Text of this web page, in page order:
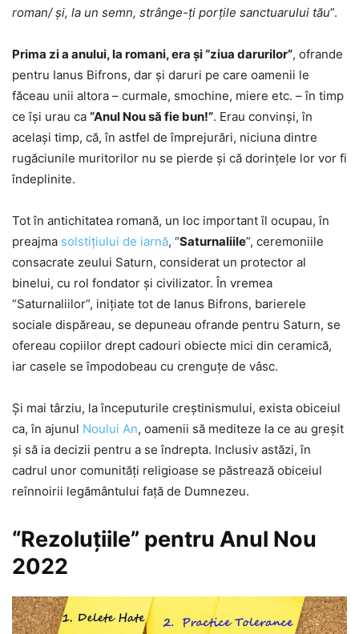
roman/ şi, la un semn, strânge-ţi porţile sanctuarului tău”.
Prima zi a anului, la romani, era şi “ziua darurilor”, ofrande
pentru Ianus Bifrons, dar şi daruri pe care oamenii le
făceau unii altora – curmale, smochine, miere etc. – în timp
ce îşi urau ca “Anul Nou să fie bun!”. Erau convinşi, în
acelaşi timp, că, în astfel de împrejurări, niciuna dintre
rugăciunile muritorilor nu se pierde şi că dorinţele lor vor fi
îndeplinite.
Tot în antichitatea romană, un loc important îl ocupau, în
preajma solstiţiului de iarnă, “Saturnaliile”, ceremoniile
consacrate zeului Saturn, considerat un protector al
binelui, cu rol fondator şi civilizator. În vremea
“Saturnaliilor”, iniţiate tot de Ianus Bifrons, barierele
sociale dispăreau, se depuneau ofrande pentru Saturn, se
ofereau copiilor drept cadouri obiecte mici din ceramică,
iar casele se împodobeau cu crenguţe de vâsc.
Şi mai târziu, la începuturile creştinismului, exista obiceiul
ca, în ajunul Noului An, oamenii să mediteze la ce au greşit
şi să ia decizii pentru a se îndrepta. Inclusiv astăzi, în
cadrul unor comunităţi religioase se păstrează obiceiul
reînnoirii legământului faţă de Dumnezeu.
“Rezoluţiile” pentru Anul Nou
2022